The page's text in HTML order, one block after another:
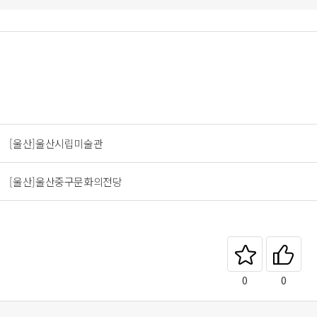
[울산]울산시립미술관
[울산]울산중구문화의전당
즐겨찾기
0 좋아요
0